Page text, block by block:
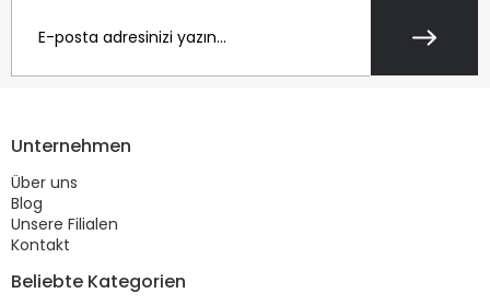
Unternehmen
Über uns
Blog
Unsere Filialen
Kontakt
Beliebte Kategorien